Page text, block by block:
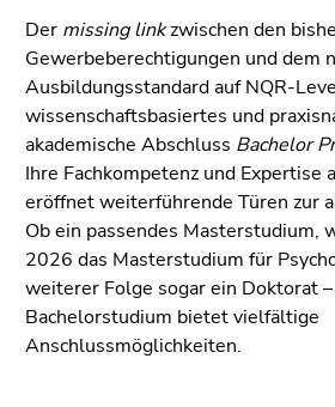
8)
Der missing linkzwischen den
Gewerbeberechtigungen und dem
Ausbildungsstandard auf NQR-
wissenschaftsbasiertes und
akademische Abschluss Bachelor
Ihre Fachkompetenz und Expertise
eröffnet weiterführende Türen zur
Ob ein passendes Masterstudium,
2026 das Masterstudium für
weiterer Folge sogar ein Doktorat –
Bachelorstudium bietet vielfältige
Anschlussmöglichkeiten.